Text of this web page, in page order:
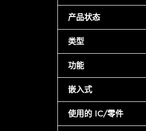
产品状态
类型
功能
嵌入式
使用的 IC/零件